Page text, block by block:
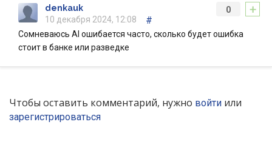
+
0
denkauk
10 декабря 2024, 12:08
#
Сомневаюсь AI ошибается часто, сколько будет ошибка
стоит в банке или разведке
Чтобы оставить комментарий, нужно войти или
зарегистрироваться